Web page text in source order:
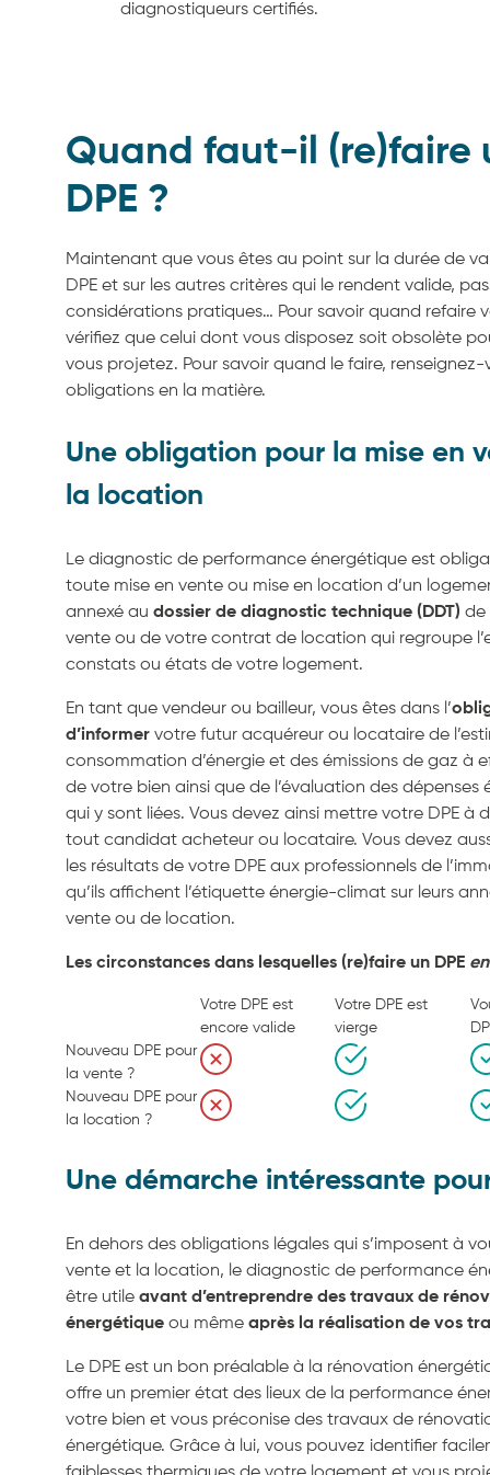
diagnostiqueurs certifiés.
Quand faut-il (re)faire
DPE ?
Maintenant que vous êtes au point sur la durée de
DPE et sur les autres critères qui le rendent valide,
considérations pratiques… Pour savoir quand refaire
vérifiez que celui dont vous disposez soit obsolète
vous projetez. Pour savoir quand le faire, renseignez-
obligations en la matière.
Une obligation pour la mise en
la location
Le diagnostic de performance énergétique est
toute mise en vente ou mise en location d’un
annexé au dossier de diagnostic technique (DDT) de
vente ou de votre contrat de location qui regroupe
constats ou états de votre logement.
En tant que vendeur ou bailleur, vous êtes dans l’
d’informer votre futur acquéreur ou locataire de
consommation d’énergie et des émissions de gaz à
de votre bien ainsi que de l’évaluation des dépenses
qui y sont liées. Vous devez ainsi mettre votre DPE à
tout candidat acheteur ou locataire. Vous devez
les résultats de votre DPE aux professionnels de
qu’ils affichent l’étiquette énergie-climat sur leurs
vente ou de location.
Les circonstances dans lesquelles (re)faire un DPE
Votre DPE est
encore valide
Votre DPE est
vierge
Nouveau DPE pour
la vente ?
Nouveau DPE pour
la location ?
Une démarche intéressante
En dehors des obligations légales qui s’imposent à
vente et la location, le diagnostic de performance
être utile avant d’entreprendre des travaux de
énergétique ou même après la réalisation de vos
Le DPE est un bon préalable à la rénovation
offre un premier état des lieux de la performance
votre bien et vous préconise des travaux de
énergétique. Grâce à lui, vous pouvez identifier